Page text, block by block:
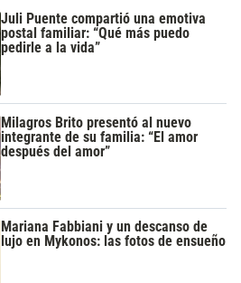
Juli Puente compartió una emotiva
postal familiar: “Qué más puedo
pedirle a la vida”
Milagros Brito presentó al nuevo
integrante de su familia: “El amor
después del amor”
Mariana Fabbiani y un descanso de
lujo en Mykonos: las fotos de ensueño